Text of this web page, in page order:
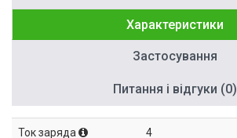
Характеристики
Застосування
Питання і відгуки (0)
Ток заряда 4